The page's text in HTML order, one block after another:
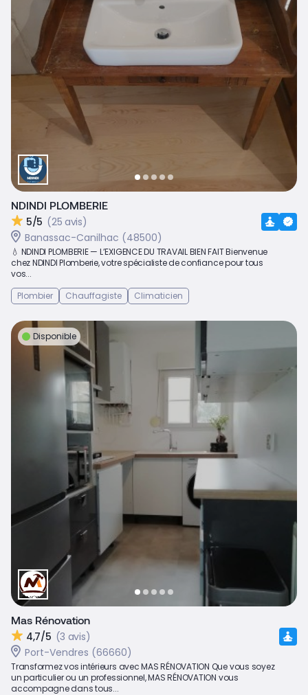
NDINDI PLOMBERIE
5/5 (25 avis)
Banassac-Canilhac (48500)
💧 NDINDI PLOMBERIE — L’EXIGENCE DU TRAVAIL BIEN FAIT Bienvenue
chez NDINDI Plomberie, votre spécialiste de confiance pour tous
vos...
Plombier
Chauffagiste Climaticien
Disponible
Mas Rénovation
4,7/5 (3 avis)
Port-Vendres (66660)
Transformez vos intérieurs avec MAS RÉNOVATION Que vous soyez
un particulier ou un professionnel, MAS RÉNOVATION vous
accompagne dans tous...